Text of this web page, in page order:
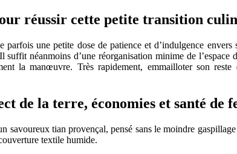
réussir cette petite transition
parfois une petite dose de patience et d’indulgence
néanmoins d’une réorganisation minime de
la manœuvre. Très rapidement, emmailloter son
de la terre, économies et santé de
savoureux tian provençal, pensé sans le moindre
textile humide.